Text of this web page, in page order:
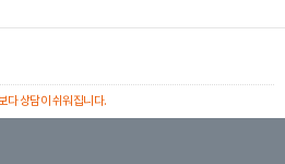
다 상담이 쉬워집니다.